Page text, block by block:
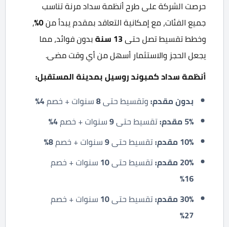
حرصت الشركة على طرح أنظمة سداد مرنة تناسب
جميع الفئات، مع إمكانية التعاقد بمقدم يبدأ من0% ،
وخطط تقسيط تصل حتى13 سنةبدون فوائد، مما
يجعل الحجز والاستثمار أسهل من أي وقت مضى.
أنظمة سداد كمبوند روسيل بمدينة المستقبل:
بدون مقدم: وتقسيط حتى8سنوات + خصم4%
5% مقدم:تقسيط حتى9سنوات + خصم4%
10% مقدم:تقسيط حتى9سنوات + خصم8%
20% مقدم:تقسيط حتى10 سنوات + خصم
16%
30% مقدم:تقسيط حتى10 سنوات + خصم
27%